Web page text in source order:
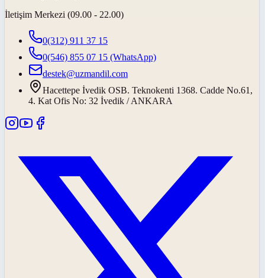
İletişim Merkezi (09.00 - 22.00)
0(312) 911 37 15
0(546) 855 07 15 (WhatsApp)
destek@uzmandil.com
Hacettepe İvedik OSB. Teknokenti 1368. Cadde No.61,
4. Kat Ofis No: 32 İvedik / ANKARA